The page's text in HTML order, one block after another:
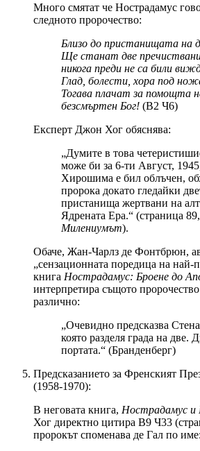
Много смятат че Нострадамус
следното пророчество:
Близо до пристанищата на
Ще станат две
никога преди не са били
Глад, болести, хора под
Тогава плачат за помощта
безсмъртен Бог! (В2 Ч6)
Експерт Джон Хог обяснява:
„Думите в това
може би за 6-ти Август,
Хирошима е бил облъчен,
пророка докато гледайки
пристанища жертвани на
Ядрената Ера.“ (страница 89,
Милениумът).
Обаче, Жан-Чарлз де Фонтбрюн,
„сензационната поредица на най-
книга Нострадамус: Броене до
интерпретира същото
различно:
„Очевидно предсказва
която разделя града на две.
портата.“ (Бранденберг)
Предсказанието за Френският
(1958-1970):
В неговата книга, Нострадамус и
Хог директно цитира В9 Ч33
пророкът споменава де Гал по име: